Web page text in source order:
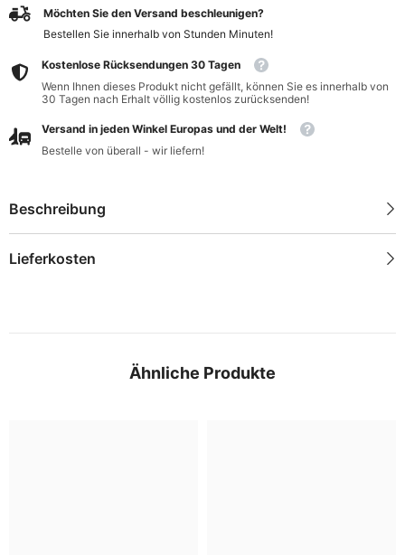
Möchten Sie den Versand beschleunigen?
Bestellen Sie innerhalb von Stunden Minuten!
Kostenlose Rücksendungen 30 Tagen
Wenn Ihnen dieses Produkt nicht gefällt, können Sie es innerhalb von
30 Tagen nach Erhalt völlig kostenlos zurücksenden!
Versand in jeden Winkel Europas und der Welt!
Bestelle von überall - wir liefern!
Beschreibung
Lieferkosten
Ähnliche Produkte